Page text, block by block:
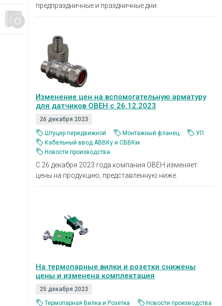
предпраздничные и праздничные дни.
Изменение цен на вспомогательную арматуру
для датчиков ОВЕН с 26.12.2023
26 декабря 2023
Штуцер передвижной
Монтажный фланец
УП
Кабельный ввод АВВКу и СВВКм
Новости производства
С 26 декабря 2023 года компания ОВЕН изменяет
цены на продукцию, представленную ниже.
На термопарные вилки и розетки снижены
цены и изменена комплектация
25 декабря 2023
Термопарная Вилка и Розетка
Новости производства